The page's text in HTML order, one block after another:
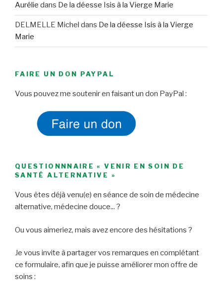
Aurélie dans De la déesse Isis à la Vierge Marie
DELMELLE Michel dans De la déesse Isis à la Vierge
Marie
FAIRE UN DON PAYPAL
Vous pouvez me soutenir en faisant un don PayPal :
QUESTIONNNAIRE « VENIR EN SOIN DE
SANTÉ ALTERNATIVE »
Vous êtes déjà venu(e) en séance de soin de médecine
alternative, médecine douce... ?
Ou vous aimeriez, mais avez encore des hésitations ?
Je vous invite à partager vos remarques en complétant
ce formulaire, afin que je puisse améliorer mon offre de
soins :